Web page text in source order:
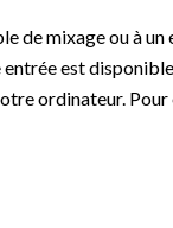
de mixage ou à un
est
ordinateur.